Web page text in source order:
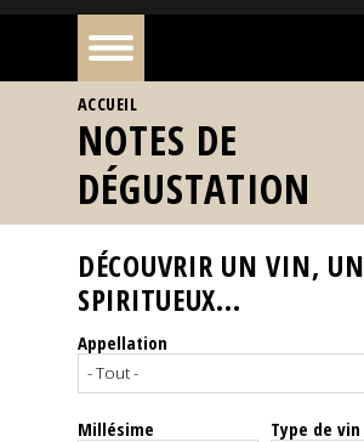
À
la
une
Reportages
Nos
Spiritueux
VOUS ÊTES ICI
ACCUEIL
NOTES DE
DÉGUSTATION
DÉCOUVRIR UN VIN, UN
SPIRITUEUX...
Appellation
Millésime Type de vin